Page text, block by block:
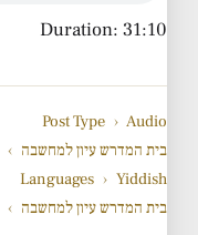
Duration: 31:10
Post Type › Audio
בית המדרש עיון למחשבה ›
Languages › Yiddish
בית המדרש עיון למחשבה ›